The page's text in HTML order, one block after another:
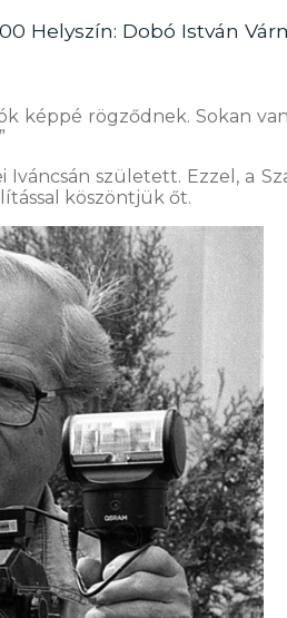
Helyszín: Dobó István
képpé rögződnek. Sokan
született. Ezzel, a
köszöntjük őt.